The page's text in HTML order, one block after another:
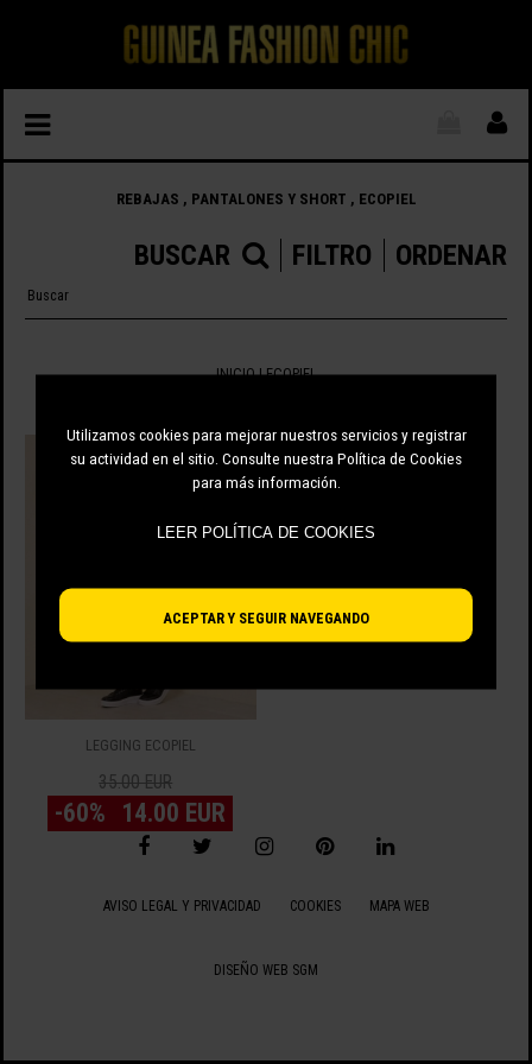
Utilizamos cookies para mejorar nuestros servicios y registrar
su actividad en el sitio. Consulte nuestra Política de Cookies
para más información.
ACEPTAR Y SEGUIR NAVEGANDO
REBAJAS , PANTALONES Y SHORT , ECOPIEL
ORDENAR
FILTRO
BUSCAR
INICIO| ECOPIEL
LEGGING ECOPIEL
35.00 EUR
-60% 14.00 EUR
AVISO LEGAL Y PRIVACIDAD COOKIES MAPA WEB
DISEÑO WEB SGM
LEER POLÍTICA DE COOKIES